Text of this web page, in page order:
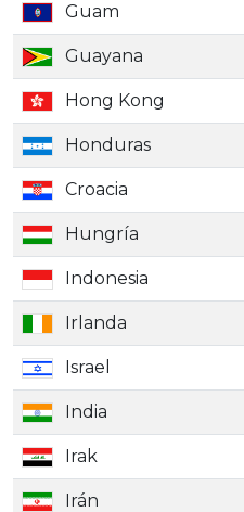
Guam
Guayana
Hong Kong
Honduras
Croacia
Hungría
Indonesia
Irlanda
Israel
India
Irak
Irán